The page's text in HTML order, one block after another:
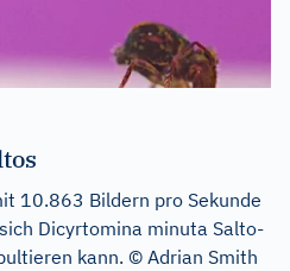
10.863 Bildern pro Sekunde
Dicyrtomina minuta Salto-
kann. © Adrian Smith